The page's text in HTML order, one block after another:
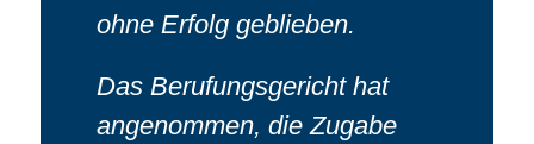
ohne Erfolg geblieben.
Das Berufungsgericht hat
angenommen, die Zugabe